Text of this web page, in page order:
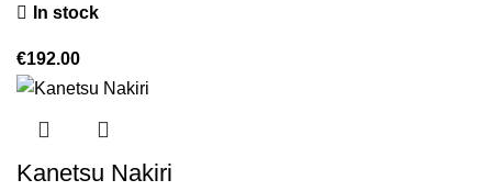
In stock
€192.00
Kanetsu Nakiri